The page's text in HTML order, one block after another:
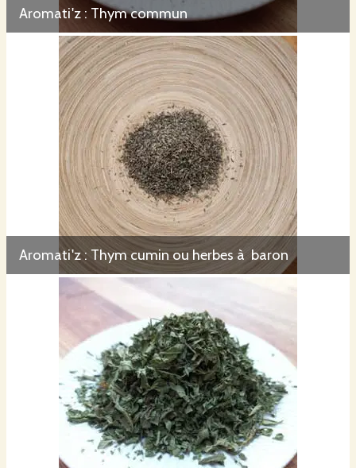
Aromati'z : Thym commun
Aromati'z : Thym cumin ou herbes à baron